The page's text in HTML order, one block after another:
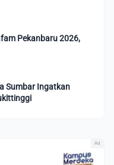
Pekanbaru 2026,
Sumbar Ingatkan
Ad